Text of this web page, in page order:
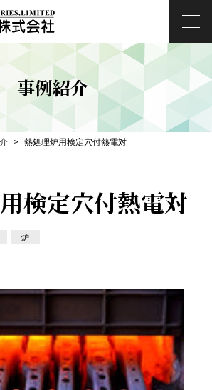
事例紹介
熱処理炉用検定穴付熱電対
検定穴付熱電対
炉